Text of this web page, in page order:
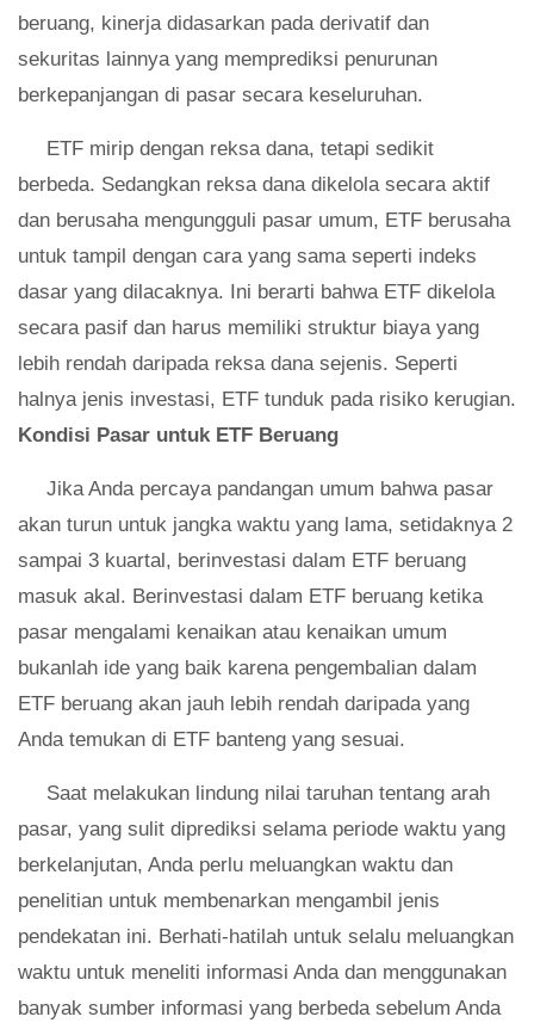
beruang, kinerja didasarkan pada derivatif dan
sekuritas lainnya yang memprediksi penurunan
berkepanjangan di pasar secara keseluruhan.
ETF mirip dengan reksa dana, tetapi sedikit
berbeda. Sedangkan reksa dana dikelola secara aktif
dan berusaha mengungguli pasar umum, ETF berusaha
untuk tampil dengan cara yang sama seperti indeks
dasar yang dilacaknya. Ini berarti bahwa ETF dikelola
secara pasif dan harus memiliki struktur biaya yang
lebih rendah daripada reksa dana sejenis. Seperti
halnya jenis investasi, ETF tunduk pada risiko kerugian.
Kondisi Pasar untuk ETF Beruang
Jika Anda percaya pandangan umum bahwa pasar
akan turun untuk jangka waktu yang lama, setidaknya 2
sampai 3 kuartal, berinvestasi dalam ETF beruang
masuk akal. Berinvestasi dalam ETF beruang ketika
pasar mengalami kenaikan atau kenaikan umum
bukanlah ide yang baik karena pengembalian dalam
ETF beruang akan jauh lebih rendah daripada yang
Anda temukan di ETF banteng yang sesuai.
Saat melakukan lindung nilai taruhan tentang arah
pasar, yang sulit diprediksi selama periode waktu yang
berkelanjutan, Anda perlu meluangkan waktu dan
penelitian untuk membenarkan mengambil jenis
pendekatan ini. Berhati-hatilah untuk selalu meluangkan
waktu untuk meneliti informasi Anda dan menggunakan
banyak sumber informasi yang berbeda sebelum Anda